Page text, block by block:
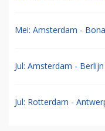
Mei: Amsterdam -
Jul: Amsterdam -
Jul: Rotterdam -